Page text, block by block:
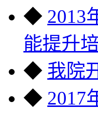
◆ 2013
能提升
◆ 我院
◆ 2017